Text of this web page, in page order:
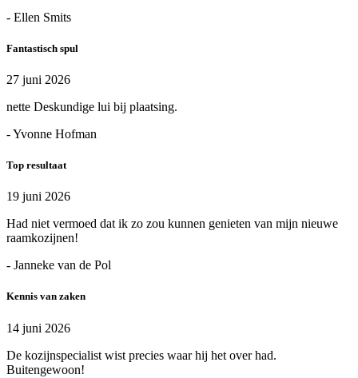
- Ellen Smits
Fantastisch spul
27 juni 2026
nette Deskundige lui bij plaatsing.
- Yvonne Hofman
Top resultaat
19 juni 2026
Had niet vermoed dat ik zo zou kunnen genieten van mijn nieuwe
raamkozijnen!
- Janneke van de Pol
Kennis van zaken
14 juni 2026
De kozijnspecialist wist precies waar hij het over had.
Buitengewoon!